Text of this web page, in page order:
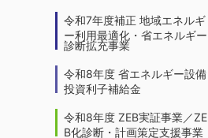
令和7年度補正 地域エネルギ
ー利用最適化・省エネルギー
診断拡充事業
令和8年度 省エネルギー設備
投資利子補給金
令和8年度 ZEB実証事業／ZE
B化診断・計画策定支援事業